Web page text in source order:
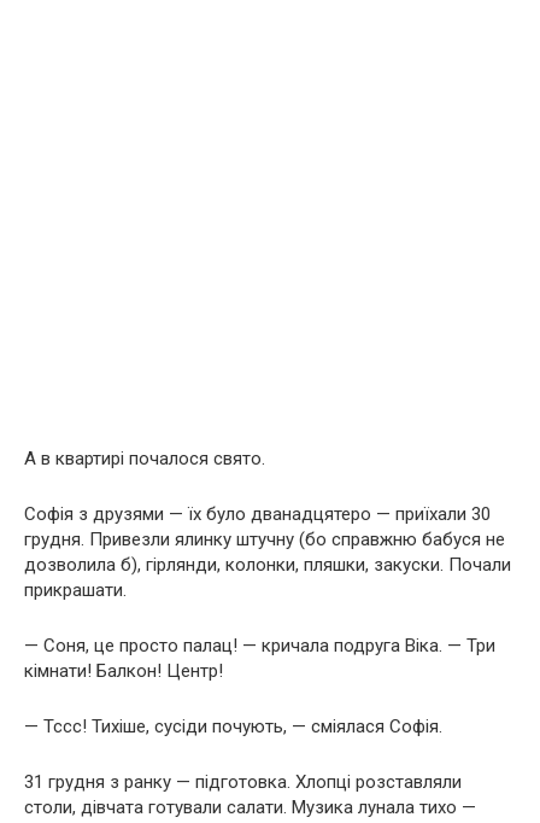
А в квартирі почалося свято.
Софія з друзями — їх було дванадцятеро — приїхали 30
грудня. Привезли ялинку штучну (бо справжню бабуся не
дозволила б), гірлянди, колонки, пляшки, закуски. Почали
прикрашати.
— Соня, це просто палац! — кричала подруга Віка. — Три
кімнати! Балкон! Центр!
— Тссс! Тихіше, сусіди почують, — сміялася Софія.
31 грудня з ранку — підготовка. Хлопці розставляли
столи, дівчата готували салати. Музика лунала тихо —